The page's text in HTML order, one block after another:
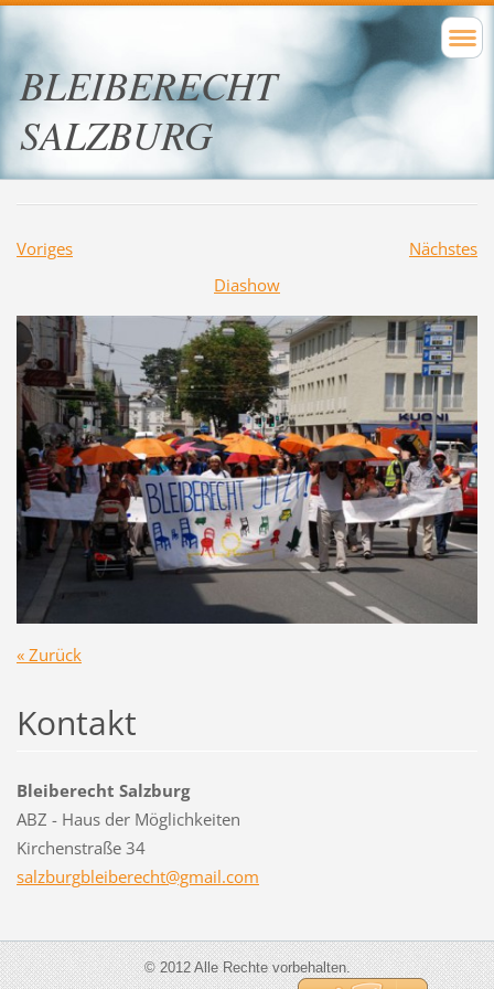
BLEIBERECHT
SALZBURG
Voriges
Nächstes
Diashow
« Zurück
Kontakt
Bleiberecht Salzburg
ABZ - Haus der Möglichkeiten
Kirchenstraße 34
salzburgbleiberecht@gmail.com
© 2012 Alle Rechte vorbehalten.